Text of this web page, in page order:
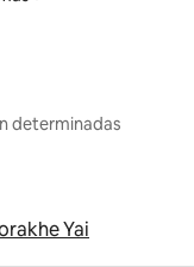
determinadas
Yai